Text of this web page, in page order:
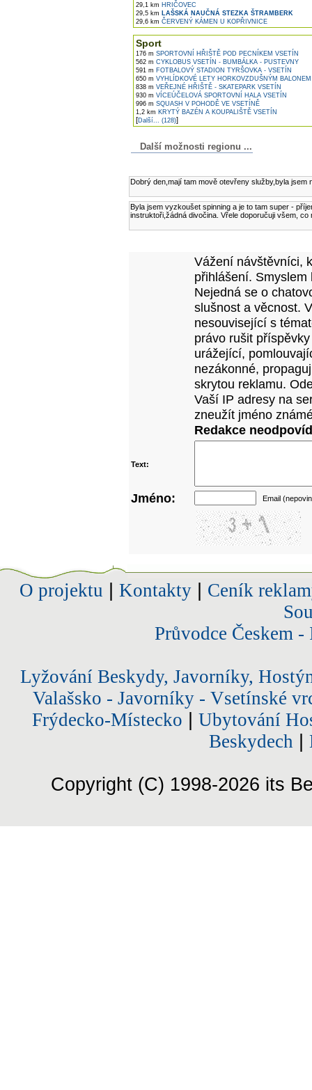
29,1 km HRIČOVEC
29,5 km LAŠSKÁ NAUČNÁ STEZKA ŠTRAMBERK
29,6 km ČERVENÝ KÁMEN U KOPŘIVNICE
Sport
176 m SPORTOVNÍ HŘIŠTĚ POD PECNÍKEM VSETÍN
562 m CYKLOBUS VSETÍN - BUMBÁLKA - PUSTEVNY
591 m FOTBALOVÝ STADION TYRŠOVKA - VSETÍN
650 m VYHLÍDKOVÉ LETY HORKOVZDUŠNÝM BALONEM
838 m VEŘEJNÉ HŘIŠTĚ - SKATEPARK VSETÍN
930 m VÍCEÚČELOVÁ SPORTOVNÍ HALA VSETÍN
996 m SQUASH V POHODĚ VE VSETÍNĚ
1,2 km KRYTÝ BAZÉN A KOUPALIŠTĚ VSETÍN
[Další... (128)]
Další možnosti regionu ...
Dobrý den,mají tam mově otevřeny služby,byla jsem
Byla jsem vyzkoušet spinning a je to tam super -
instruktoři,žádná divočina. Vřele doporučuji všem, co
Vážení návštěvníci,
přihlášení.
Nejedná se o
slušnost a věcnost.
nesouvisející s
právo rušit
urážející,
nezákonné,
skrytou reklamu.
Vaší IP adresy na
zneužít jméno
Redakce
Text:
Jméno: Email
O projektu Kontakty| Ceník
Průvodce Českem
Lyžování Beskydy, Javorníky,
Valašsko - Javorníky - Vsetínské
Frýdecko-Místecko
Ubytování
Beskydech
Copyright (C) 1998-2026 its